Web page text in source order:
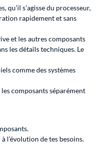
s’agisse du processeur,
rapidement et sans
et les autres composants
les détails techniques. Le
comme des systèmes
composants séparément
l’évolution de tes besoins.